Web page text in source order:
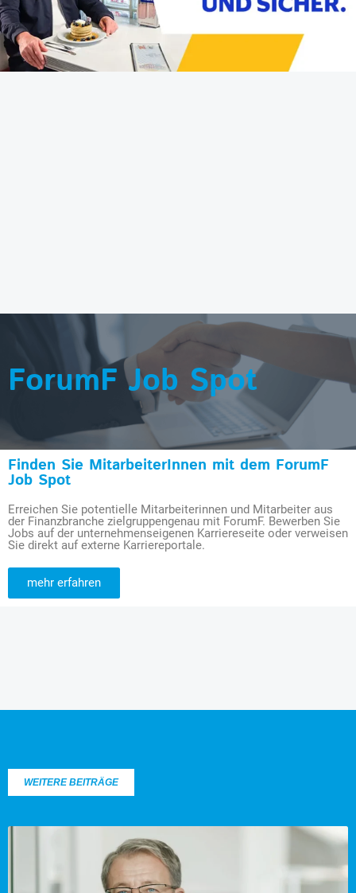
ForumF Job Spot
Finden Sie MitarbeiterInnen mit dem ForumF
Job Spot
Erreichen Sie potentielle Mitarbeiterinnen und Mitarbeiter aus
der Finanzbranche zielgruppengenau mit ForumF. Bewerben Sie
Jobs auf der unternehmenseigenen Karriereseite oder verweisen
Sie direkt auf externe Karriereportale.
mehr erfahren
WEITERE BEITRÄGE